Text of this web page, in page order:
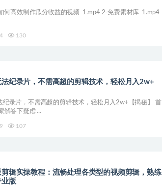
何高效制作瓜分收益的视频_1.mp4 2-免费素材库_1.mp4
130
纪录片，不需高超的剪辑技术，轻松月入2w+
纪录片，不需高超的剪辑技术，轻松月入2w+【揭秘】 首
解答下疑虑 ...
107
辑实操教程：流畅处理各类型的视频剪辑，熟练
版